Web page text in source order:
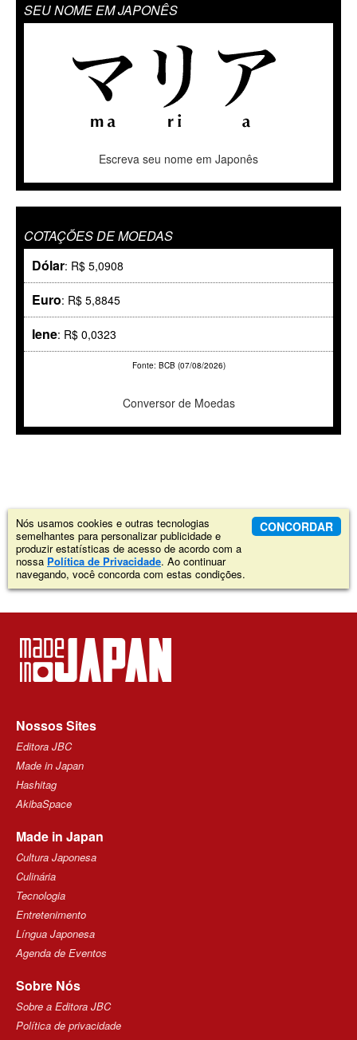
SEU NOME EM JAPONÊS
Escreva seu nome em Japonês
COTAÇÕES DE MOEDAS
Dólar: R$ 5,0908
Euro: R$ 5,8845
Iene: R$ 0,0323
Fonte: BCB (07/08/2026)
Conversor de Moedas
Nós usamos cookies e outras tecnologias
semelhantes para personalizar publicidade e
produzir estatísticas de acesso de acordo com a
nossa Política de Privacidade. Ao continuar
navegando, você concorda com estas condições.
CONCORDAR
Nossos Sites
Editora JBC
Made in Japan
Hashitag
AkibaSpace
Made in Japan
Cultura Japonesa
Culinária
Tecnologia
Entretenimento
Língua Japonesa
Agenda de Eventos
Sobre Nós
Sobre a Editora JBC
Política de privacidade